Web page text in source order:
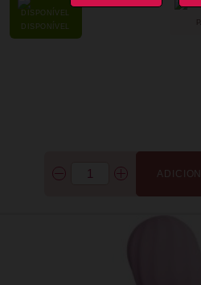
DISPONÍVEL